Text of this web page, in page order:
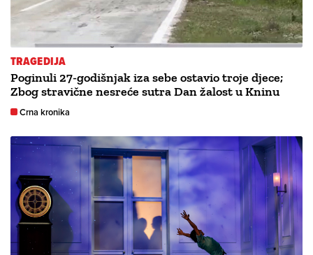
TRAGEDIJA
Poginuli 27-godišnjak iza sebe ostavio troje djece;
Zbog stravične nesreće sutra Dan žalost u Kninu
Crna kronika